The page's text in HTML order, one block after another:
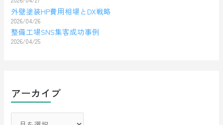
外壁塗装HP費用相場とDX戦略
2026/04/26
整備工場SNS集客成功事例
2026/04/25
アーカイブ